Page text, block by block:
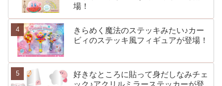
場！
きらめく魔法のステッキみたい♪カー
ビィのステッキ風フィギュアが登場！
好きなところに貼って身だしなみチェ